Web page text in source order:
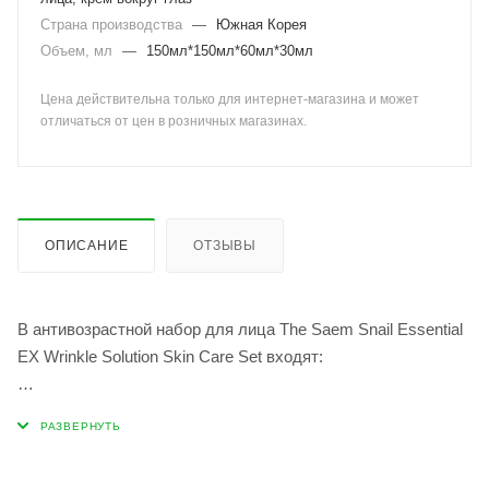
Страна производства —
Южная Корея
Объем, мл
— 150мл*150мл*60мл*30мл
Цена действительна только для интернет-магазина и может
отличаться от цен в розничных магазинах.
ОПИСАНИЕ ОТЗЫВЫ
В антивозрастной набор для лица The Saem Snail Essential
EX Wrinkle Solution Skin Care Set входят: